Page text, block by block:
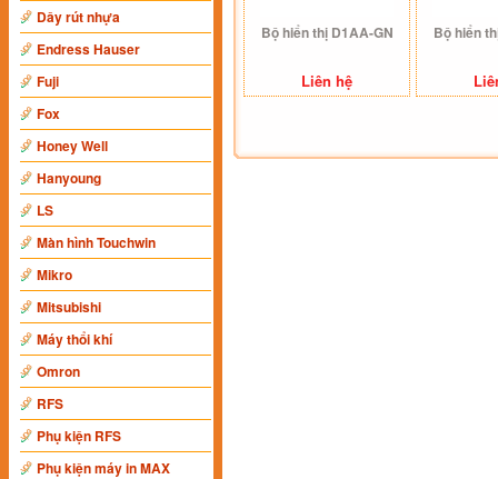
Dây rút nhựa
Endress Hauser
Fuji
Fox
Honey Well
Hanyoung
LS
Màn hình Touchwin
Mikro
Mitsubishi
Máy thổi khí
Omron
RFS
Phụ kiện RFS
Phụ kiện máy in MAX
Bộ hiển thị D1AA-GN
Liên hệ
Bộ hiển